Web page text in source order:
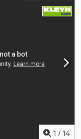
négyévszakos
használatra.
fényképeken látható
például a
1 / 14